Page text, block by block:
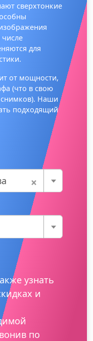
сверхтонкие
числе
для
от мощности,
(что в свою
снимков). Наши
подходящий
×
узнать
и
по